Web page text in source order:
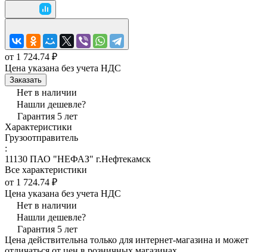
от 1 724.74 ₽
Цена указана без учета НДС
Заказать
Нет в наличии
Нашли дешевле?
Гарантия 5 лет
Характеристики
Грузоотправитель
:
11130 ПАО "НЕФАЗ" г.Нефтекамск
Все характеристики
от 1 724.74 ₽
Цена указана без учета НДС
Нет в наличии
Нашли дешевле?
Гарантия 5 лет
Цена действительна только для интернет-магазина и может